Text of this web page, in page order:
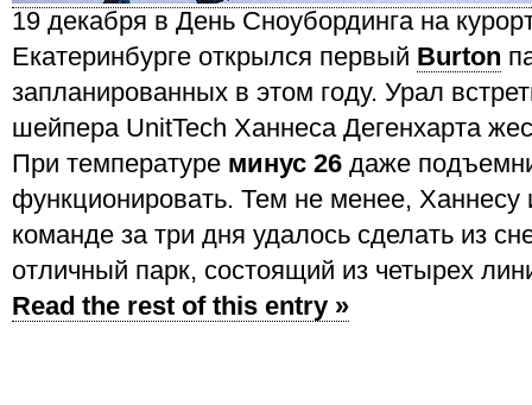
19 декабря в День Сноубординга на
Екатеринбурге открылся первый Burton
запланированных в этом году. Урал
шейпера UnitTech Ханнеса Дегенхарта
При температуре минус 26 даже
функционировать. Тем не менее,
команде за три дня удалось сделать из
отличный парк, состоящий из четырех
Read the rest of this entry »